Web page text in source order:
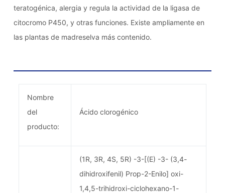
teratogénica, alergia y regula la actividad de la ligasa de
citocromo P450, y otras funciones. Existe ampliamente en
las plantas de madreselva más contenido.
Nombre
del
producto:
Ácido clorogénico
(1R, 3R, 4S, 5R) -3-[(E) -3- (3,4-
dihidroxifenil) Prop-2-Enilo] oxi-
1,4,5-trihidroxi-ciclohexano-1-